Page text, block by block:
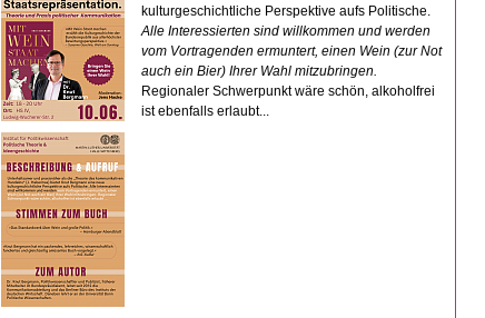
kulturgeschichtliche Perspektive aufs Politische.
Alle Interessierten sind willkommen und werden
vom Vortragenden ermuntert, einen Wein (zur Not
auch ein Bier) Ihrer Wahl mitzubringen.
Regionaler Schwerpunkt wäre schön, alkoholfrei
ist ebenfalls erlaubt...